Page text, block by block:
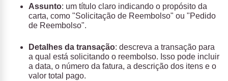
Assunto: um título claro indicando o propósito da
carta, como "Solicitação de Reembolso" ou "Pedido
de Reembolso".
Detalhes da transação: descreva a transação para
a qual está solicitando o reembolso. Isso pode incluir
a data, o número da fatura, a descrição dos itens e o
valor total pago.